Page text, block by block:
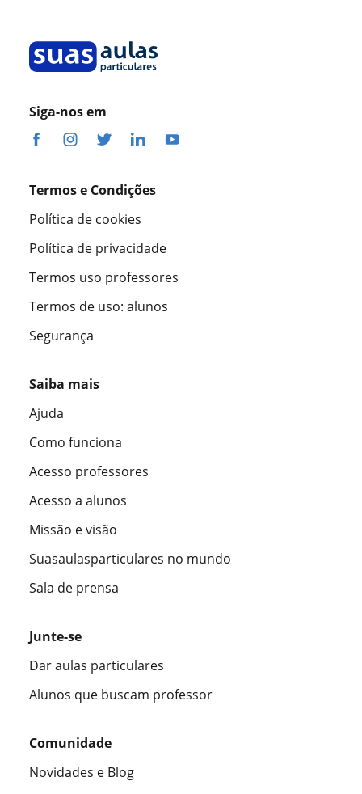
Siga-nos em
Termos e Condições
Política de cookies
Política de privacidade
Termos uso professores
Termos de uso: alunos
Segurança
Saiba mais
Ajuda
Como funciona
Acesso professores
Acesso a alunos
Missão e visão
Suasaulasparticulares no mundo
Sala de prensa
Junte-se
Dar aulas particulares
Alunos que buscam professor
Comunidade
Novidades e Blog